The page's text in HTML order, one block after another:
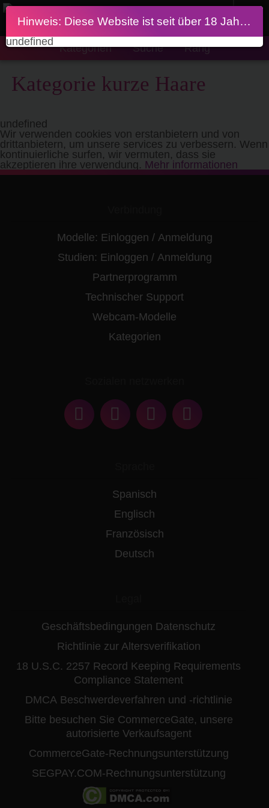
Kategorien Suche Rang
Kategorie kurze Haare
undefined
Wir verwenden cookies von erstanbietern und von
drittanbietern, um unsere services zu verbessern. Wenn
kontinuierliche surfen, wir vermuten, dass sie
akzeptieren ihre verwendung. Mehr informationen
undefined
Hinweis: Diese Website ist seit über 18 Jahren
Modelle: Einloggen / Anmeldung
Studien: Einloggen / Anmeldung
Partnerprogramm
Technischer Support
Webcam-Modelle
Kategorien
Spanisch
Englisch
Französisch
Deutsch
Geschäftsbedingungen Datenschutz
Richtlinie zur Altersverifikation
18 U.S.C. 2257 Record Keeping Requirements
Compliance Statement
DMCA Beschwerdeverfahren und -richtlinie
Bitte besuchen Sie CommerceGate, unsere
autorisierte Verkaufsagent
CommerceGate-Rechnungsunterstützung
SEGPAY.COM-Rechnungsunterstützung